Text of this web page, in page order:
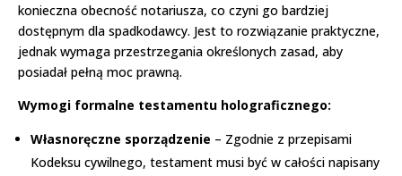
konieczna obecność notariusza, co czyni go bardziej
dostępnym dla spadkodawcy. Jest to rozwiązanie praktyczne,
jednak wymaga przestrzegania określonych zasad, aby
posiadał pełną moc prawną.
Wymogi formalne testamentu holograficznego:
Własnoręczne sporządzenie – Zgodnie z przepisami
Kodeksu cywilnego, testament musi być w całości napisany